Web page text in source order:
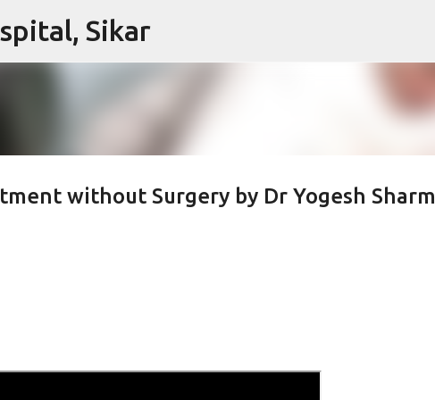
Sikar
without Surgery by Dr Yogesh